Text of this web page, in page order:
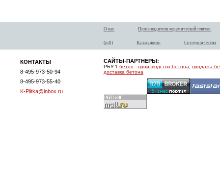
О нас Производители керамической плитки
(pdf) Калькулятор Сотрудничество
КОНТАКТЫ
8-495-973-50-94
8-495-973-55-40
K-Plitka@inbox.ru
САЙТЫ-ПАРТНЕРЫ:
РБУ-1 бетон - производство бетона
продажа
доставка бетона